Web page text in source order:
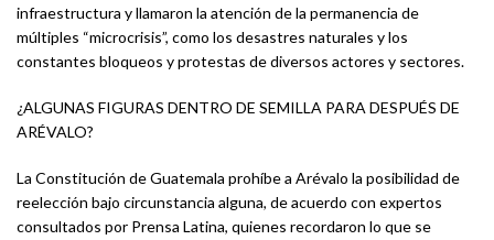
infraestructura y llamaron la atención de la permanencia de
múltiples “microcrisis”, como los desastres naturales y los
constantes bloqueos y protestas de diversos actores y sectores.
¿ALGUNAS FIGURAS DENTRO DE SEMILLA PARA DESPUÉS DE
ARÉVALO?
La Constitución de Guatemala prohíbe a Arévalo la posibilidad de
reelección bajo circunstancia alguna, de acuerdo con expertos
consultados por Prensa Latina, quienes recordaron lo que se